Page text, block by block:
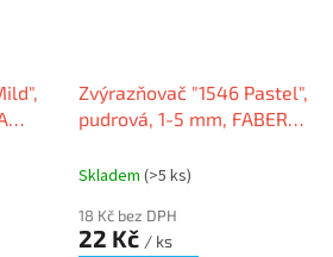
Zvýrazňovač "1546 Pastel",
pudrová, 1-5 mm, FABER-
Skladem (>5 ks)
18 Kč bez DPH
22 Kč / ks